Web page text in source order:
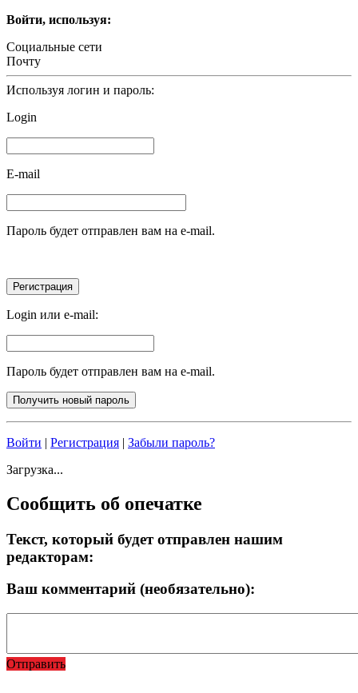
Войти, используя:
Социальные сети
Почту
Используя логин и пароль:
Login
E-mail
Пароль будет отправлен вам на e-mail.
Login или e-mail:
Пароль будет отправлен вам на e-mail.
Войти | Регистрация | Забыли пароль?
Загрузка...
Сообщить об опечатке
Текст, который будет отправлен нашим
редакторам:
Ваш комментарий (необязательно):
Отправить